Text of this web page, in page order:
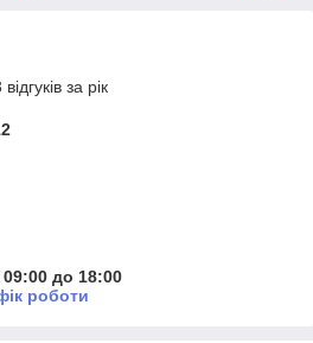
за рік
до 18:00
роботи